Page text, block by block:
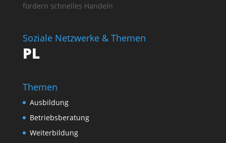
fordern schnelles Handeln
Soziale Netzwerke & Themen
PL
Themen
Ausbildung
Betriebsberatung
Weiterbildung